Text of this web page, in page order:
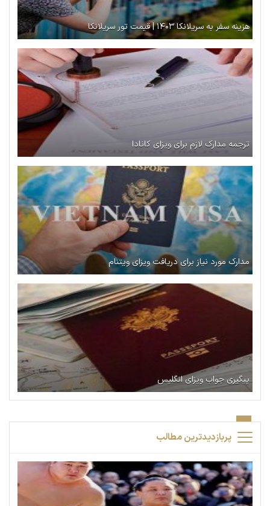
هزینه سفر به سریلانکا ۱۴۰۳ | قیمت تور سریلانکا
ترجمه مدارک لازم برای ویزای کانادا
مدارک مورد نیاز برای دریافت ویزای ویتنام
پیگیری جواب ویزای انگلیس
پربازدیدترین مطالب